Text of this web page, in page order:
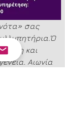
σας
και
Αιωνία